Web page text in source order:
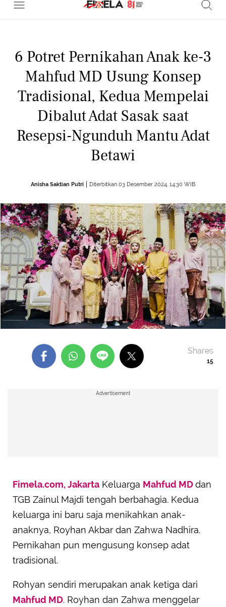
6 Potret Pernikahan Anak ke-3
Mahfud MD Usung Konsep
Tradisional, Kedua Mempelai
Dibalut Adat Sasak saat
Resepsi-Ngunduh Mantu Adat
Betawi
Anisha Saktian Putri Diterbitkan 03 Desember 2024, 14:30 WIB
15
Shares
Advertisement
Fimela.com, Jakarta Keluarga Mahfud MDdan
TGB Zainul Majdi tengah berbahagia. Kedua
keluarga ini baru saja menikahkan anak-
anaknya, Royhan Akbar dan Zahwa Nadhira.
Pernikahan pun mengusung konsep adat
tradisional.
Rohyan sendiri merupakan anak ketiga dari
Mahfud MD. Royhan dan Zahwa menggelar